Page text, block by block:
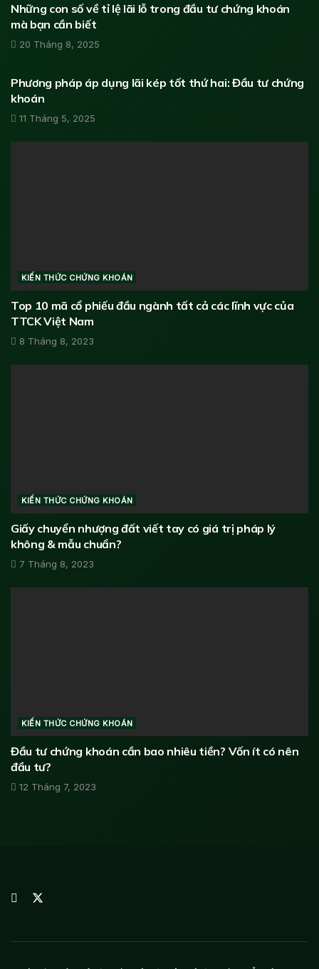
Những con số về tỉ lệ lãi lỗ trong đầu tư chứng khoán
mà bạn cần biết
20 Tháng 8, 2025
Phương pháp áp dụng lãi kép tốt thứ hai: Đầu tư chứng
khoán
11 Tháng 5, 2025
KIẾN THỨC CHỨNG KHOÁN
Top 10 mã cổ phiếu đầu ngành tất cả các lĩnh vực của
TTCK Việt Nam
8 Tháng 8, 2023
KIẾN THỨC CHỨNG KHOÁN
Giấy chuyển nhượng đất viết tay có giá trị pháp lý
không & mẫu chuẩn?
7 Tháng 8, 2023
KIẾN THỨC CHỨNG KHOÁN
Đầu tư chứng khoán cần bao nhiêu tiền? Vốn ít có nên
đầu tư?
12 Tháng 7, 2023